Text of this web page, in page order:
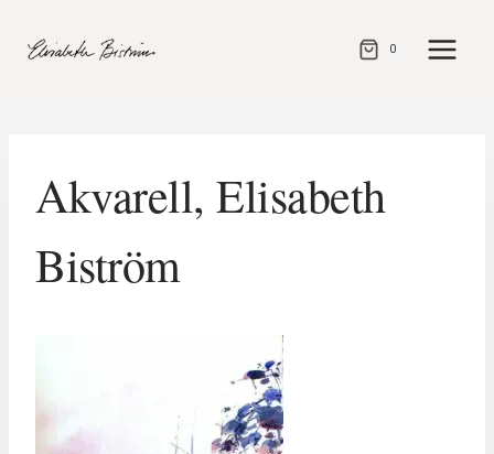
direkt
0
Akvarell, Elisabeth
Biström